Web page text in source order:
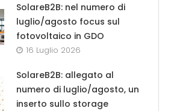
SolareB2B: nel numero di
luglio/agosto focus sul
fotovoltaico in GDO
16 Luglio 2026
SolareB2B: allegato al
numero di luglio/agosto, un
inserto sullo storage